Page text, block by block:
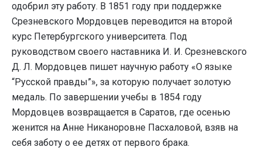
одобрил эту работу. В 1851 году при поддержке
Срезневского Мордовцев переводится на второй
курс Петербургского университета. Под
руководством своего наставника И. И. Срезневского
Д. Л. Мордовцев пишет научную работу «О языке
“Русской правды”», за которую получает золотую
медаль. По завершении учебы в 1854 году
Мордовцев возвращается в Саратов, где осенью
женится на Анне Никаноровне Пасхаловой, взяв на
себя заботу о ее детях от первого брака.